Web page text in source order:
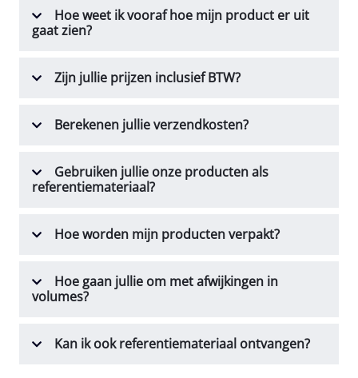
Hoe weet ik vooraf hoe mijn product er uit
gaat zien?
Zijn jullie prijzen inclusief BTW?
Berekenen jullie verzendkosten?
Gebruiken jullie onze producten als
referentiemateriaal?
Hoe worden mijn producten verpakt?
Hoe gaan jullie om met afwijkingen in
volumes?
Kan ik ook referentiemateriaal ontvangen?